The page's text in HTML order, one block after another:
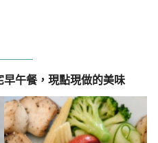
午餐，現點現做的美味